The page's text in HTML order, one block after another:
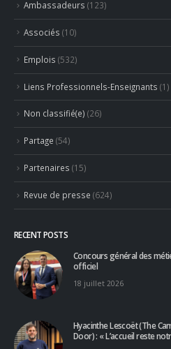
Ambassadeurs (123)
Associés (10)
Emplois (532)
Liens Professionnels-Enseignants (1)
Non classifié(e) (26)
Partage (54)
Partenaires (15)
Revue de presse (624)
RECENT POSTS
Concours général des
officiel
18 juillet 2026
Hyacinthe Lescoët (The
Door) : « L’accueil reste